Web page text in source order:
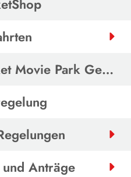
& TICKETS
KombiTicket Movie Park Germany
Anträge